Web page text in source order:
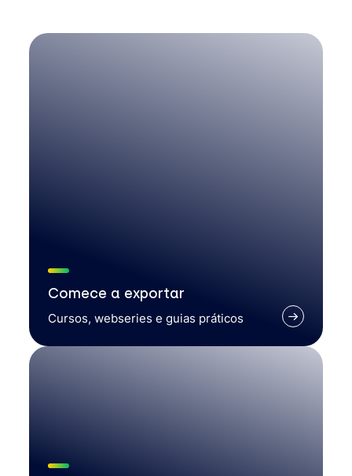
Comece a exportar
Cursos, webseries e guias práticos